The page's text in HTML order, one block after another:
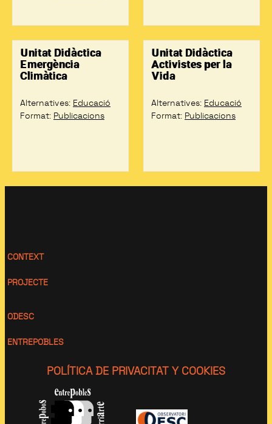
Unitat Didàctica
Emergència
Climàtica
Alternatives: Educació
Format: Publicacions
Unitat Didàctica
Activistes per la
Vida
Alternatives: Educació
Format: Publicacions
CONTEXT
PROJECTE
ODESC
ENTREPOBLES
POLÍTICA DE PRIVACITAT Y COOKIES